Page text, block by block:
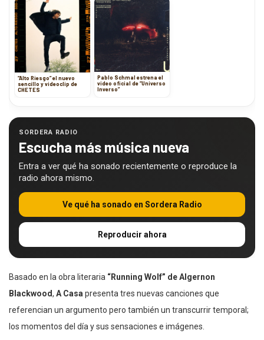
“Alto Riesgo” el nuevo
sencillo y videoclip de
CHETES
Pablo Schmal estrena el
video oficial de “Universo
Inverso”
SORDERA RADIO
Escucha más música nueva
Entra a ver qué ha sonado recientemente o reproduce la
radio ahora mismo.
Ve qué ha sonado en Sordera Radio
Reproducir ahora
Basado en la obra literaria “Running Wolf” de Algernon
Blackwood, A Casapresenta tres nuevas canciones que
referencian un argumento pero también un transcurrir temporal;
los momentos del día y sus sensaciones e imágenes.